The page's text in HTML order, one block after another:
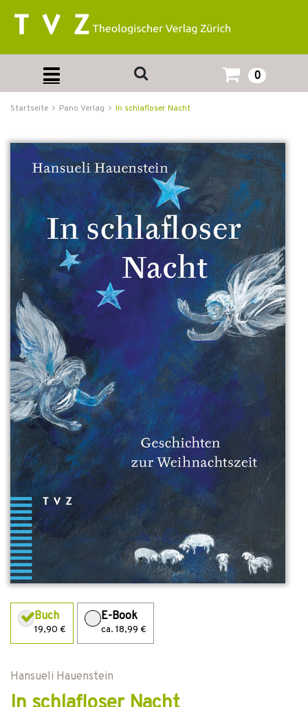
0
Startseite Pano Verlag In schlafloser Nacht
Buch
19,90 €
E-Book
ca. 18,99 €
Hansueli Hauenstein